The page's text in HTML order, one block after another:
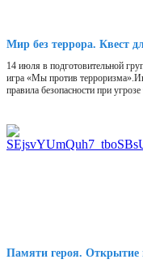
Мир без террора. Квест
14 июля в подготовительной
игра «Мы против
правила безопасности при
Памяти героя.